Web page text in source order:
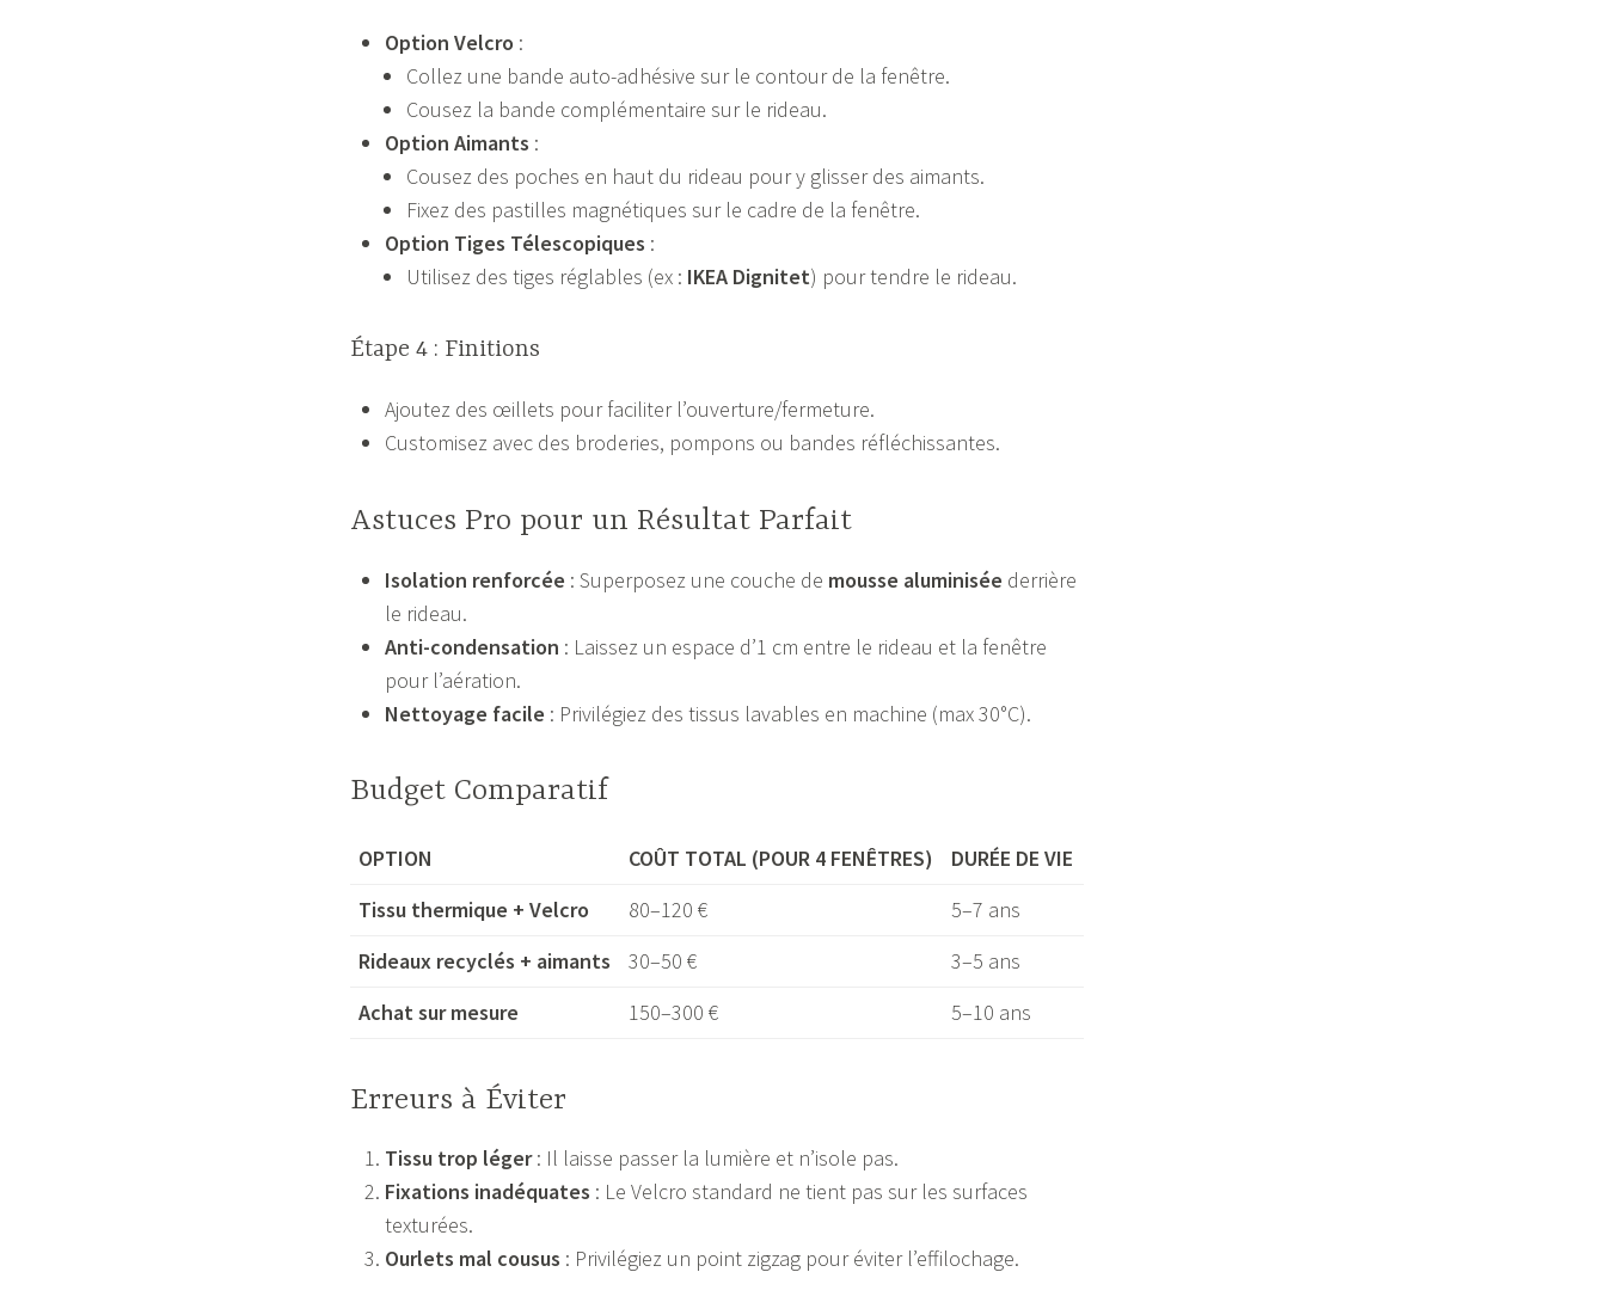
Option Velcro :
Collez une bande auto-adhésive sur le contour de la fenêtre.
Cousez la bande complémentaire sur le rideau.
Option Aimants :
Cousez des poches en haut du rideau pour y glisser des aimants.
Fixez des pastilles magnétiques sur le cadre de la fenêtre.
Option Tiges Télescopiques :
Utilisez des tiges réglables (ex : IKEA Dignitet) pour tendre le rideau.
Étape 4 : Finitions
Ajoutez des œillets pour faciliter l’ouverture/fermeture.
Customisez avec des broderies, pompons ou bandes réfléchissantes.
Astuces Pro pour un Résultat Parfait
Isolation renforcée : Superposez une couche de mousse aluminisée derrière
le rideau.
Anti-condensation : Laissez un espace d’1 cm entre le rideau et la fenêtre
pour l’aération.
Nettoyage facile : Privilégiez des tissus lavables en machine (max 30°C).
Budget Comparatif
OPTION COÛT TOTAL (POUR 4 FENÊTRES)
DURÉE DE VIE
Tissu thermique + Velcro
80–120 €
5–7 ans
Rideaux recyclés + aimants
30–50 €
3–5 ans
Achat sur mesure
150–300 € 5–10 ans
Erreurs à Éviter
Tissu trop léger: Il laisse passer la lumière et n’isole pas.
Fixations inadéquates : Le Velcro standard ne tient pas sur les surfaces
texturées.
Ourlets mal cousus : Privilégiez un point zigzag pour éviter l’effilochage.